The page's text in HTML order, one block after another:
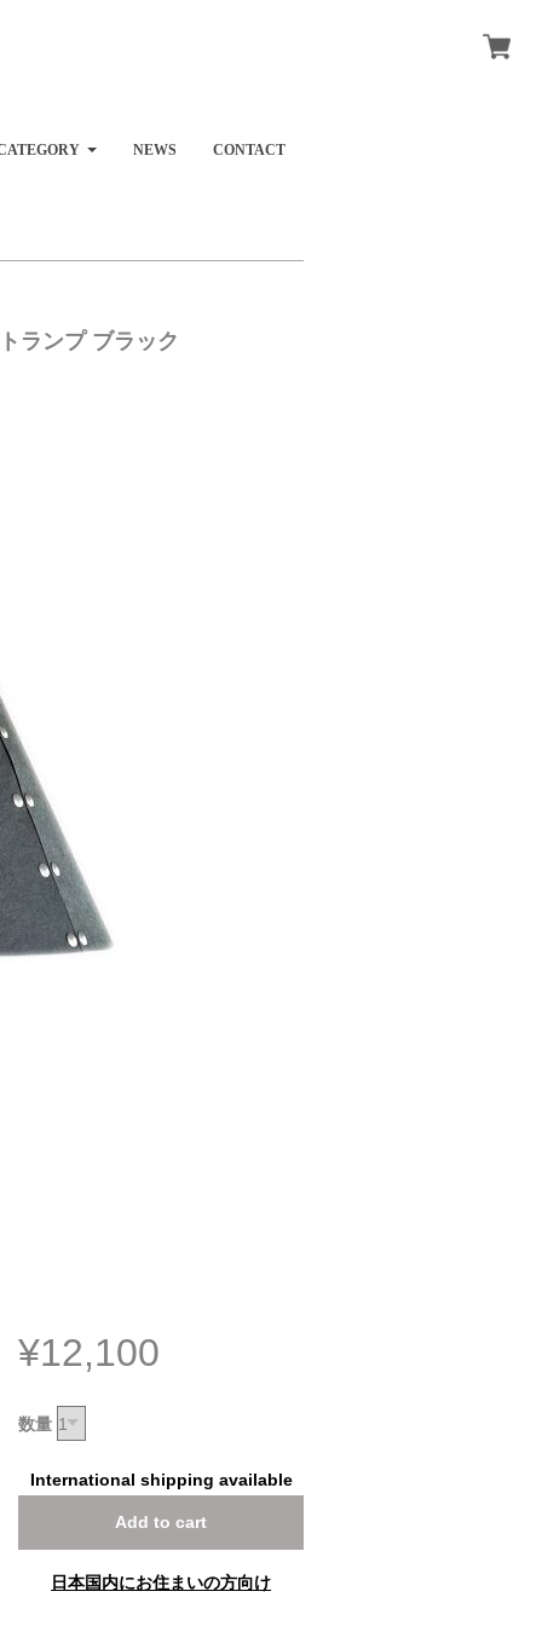
NEWS CONTACT
ランプ ブラック
¥12,100
数量
International shipping available
Add to cart
日本国内にお住まいの方向け